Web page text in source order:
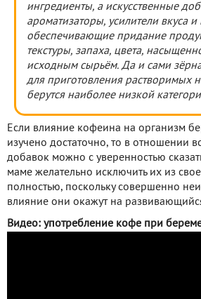
ингредиенты, а искусственные
ароматизаторы, усилители вкуса
обеспечивающие придание
текстуры, запаха, цвета,
исходным сырьём. Да и сами
для приготовления растворимых
берутся наиболее низкой
Если влияние кофеина на организм
изучено достаточно, то в отношении
добавок можно с уверенностью
маме желательно исключить их из
полностью, поскольку совершенно
влияние они окажут на
Видео: употребление кофе при